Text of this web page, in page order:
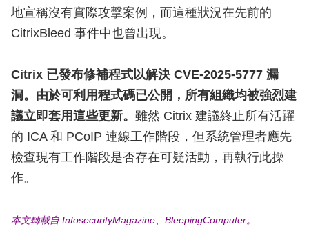
地宣稱沒有實際攻擊案例，而這種狀況在先前的
CitrixBleed 事件中也曾出現。
Citrix 已發布修補程式以解決 CVE-2025-5777 漏
洞。由於可利用程式碼已公開，所有組織均被強烈建
議立即套用這些更新。 雖然 Citrix 建議終止所有活躍
的 ICA 和 PCoIP 連線工作階段，但系統管理者應先
檢查現有工作階段是否存在可疑活動，再執行此操
作。
本文轉載自 InfosecurityMagazine、BleepingComputer。